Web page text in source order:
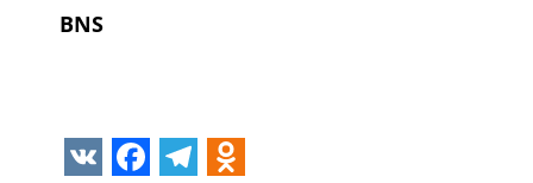
BNS
VK Facebook
Telegram